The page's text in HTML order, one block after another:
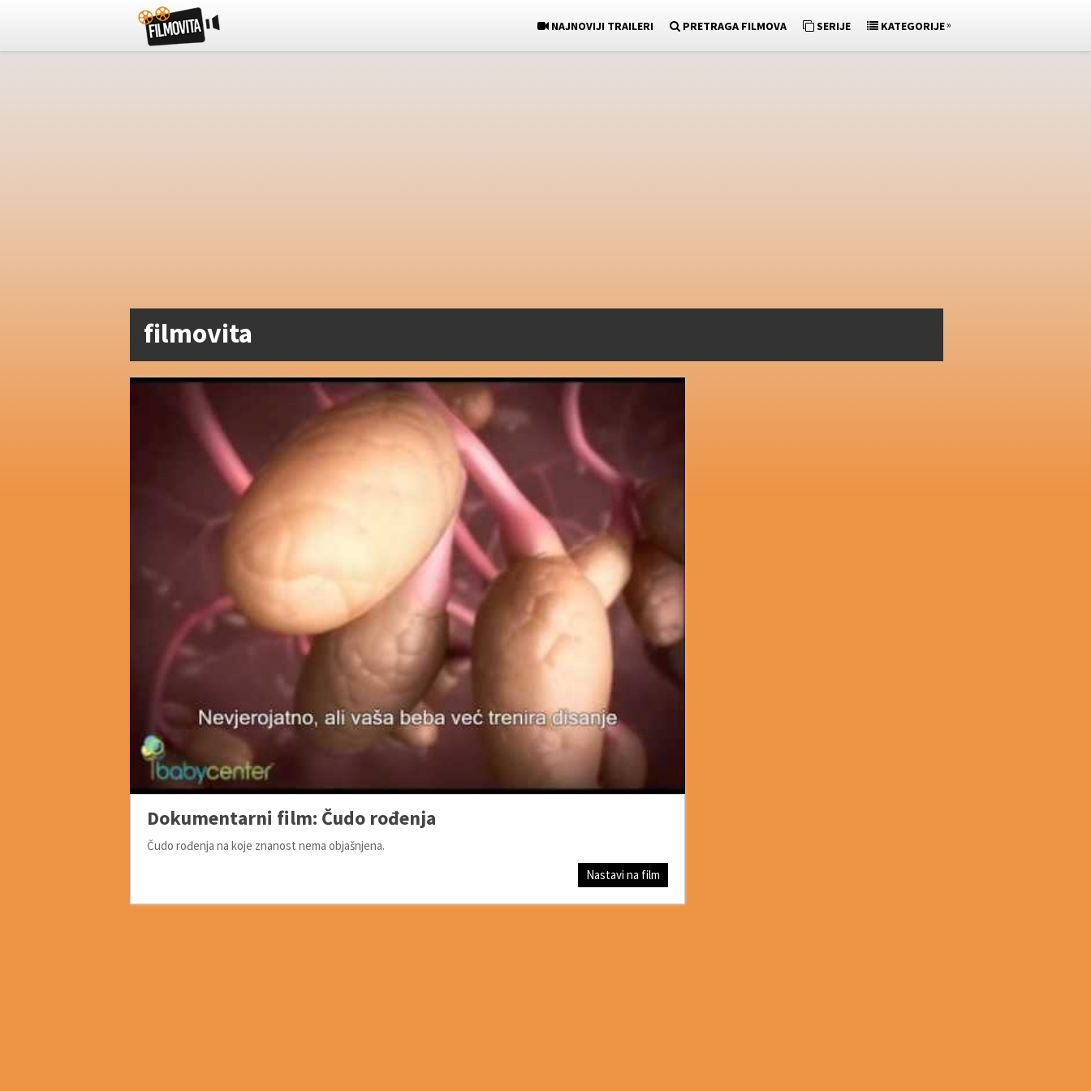
NAJNOVIJI TRAILERI PRETRAGA FILMOVA SERIJE KATEGORIJE»
filmovita
Dokumentarni film: Čudo rođenja
Čudo rođenja na koje znanost nema objašnjena.
Nastavi na film